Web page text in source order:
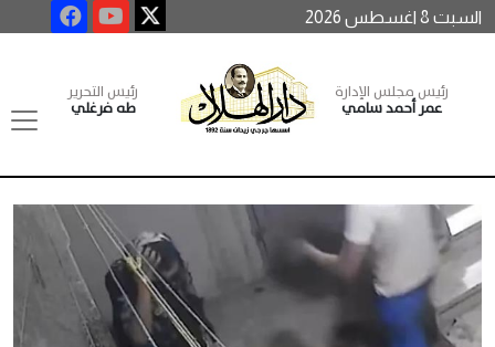
السبت 8 اغسطس 2026
رئيس مجلس الإدارة
عمر أحمد سامي
رئيس التحرير
طه فرغلي